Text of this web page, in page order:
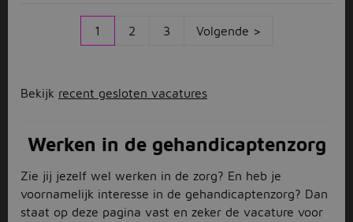
1 2 3 Volgende >
Bekijk recent gesloten vacatures
Werken in de gehandicaptenzorg
Zie jij jezelf wel werken in de zorg? En heb je
voornamelijk interesse in de gehandicaptenzorg? Dan
staat op deze pagina vast en zeker de vacature voor